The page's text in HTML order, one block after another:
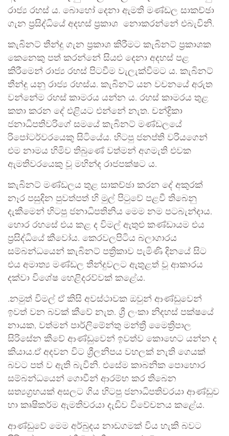
රාජ්‍ය රහස් ය. බොහෝ දෙනා ඇමති මණ්ඩල සාකච්ඡා
ගැන ප්‍රසිද්ධියේ අදහස් ප්‍රකාශ නොකරන්නේ එබැවිනි.
කැබිනට් තීන්දු ගැන ප්‍රකාශ කිරීමට කැබිනට් ප්‍රකාශක
කෙනෙකු පත් කරන්නේ සියළු දෙනා අදහස් පළ
කිරීමෙන් රාජ්‍ය රහස් පිටවීම වැලැක්වීමට ය. කැබිනට්
තීන්දු යනු රාජ්‍ය රහස්ය. කැබිනට් යන වචනයේ අරුත
වන්නේම රහස් කාමරය යන්න ය. රහස් කාමරය තුළ
කතා කරන දේ එළියට එන්නේ නැත. චන්ද්‍රිකා
ජනාධිපතිවරිගේ සමයේ කැබිනට් මණ්ඩලයේ
රිපෝටර්වරයෙකු සිටියේය. හිටපු ජනප්ති වරියගෙන්
එම නාමය හිමිව තිබුණේ වත්මන් අගමැති එවක
ඇමතිවරයෙකු වූ මහින්ද රාජපක්ෂට ය.
කැබිනට් මණ්ඩලය තුළ සාකච්ඡා කරන දේ අකුරක්
නෑර පසුදින පුවත්පත් හි මුල් පිටුවේ පළවී තිබෙනු
දැකීමෙන් හිටපු ජනාධිපතිනිය මෙම නම පටබැන්දාය.
හොර රහසේ එය කළ ද විමල් ඇතුළු කණ්ඩායම එය
ප්‍රසිද්ධියේ කීවෝය. කෙරවලපිටිය බලාගාරය
සම්බන්ධයෙන් කැබිනට් පත්‍රිකාව පැමිණි දිනයේ සිට
එය අමාත්‍ය මණ්ඩල තීන්දුවලට ඇතුළත් වූ ආකාරය
දක්වා විශේෂ හෙළිදරව්වක් කළේය.
.නමුත් විමල් ඒ කිසි අවස්ථාවක ඔවුන් ආණ්ඩුවෙන්
ඉවත් වන බවක් කීවේ නැත. ශ්‍රී ලංකා නිදහස් පක්ෂයේ
නායක, වත්මන් පාර්ලිමේන්තු මන්ත්‍රී මෛත්‍රිපාල
සිරිසේන කීවේ ආණ්ඩුවෙන් ඉවත්ව කොහෙට යන්න ද
කියාය.ඒ අදවන විට ශ්‍රීලනිපය වහලක් නැති ගෙයක්
බවට පත් ව ඇති බැවිනි. එසේම කාබනික පොහොර
සම්බන්ධයෙන් ගොවීන් ආරම්භ කර තිබෙන
සත්‍යග්‍රහයක් අසලට ගිය හිටපු ජනාධිපතිවරයා ආණ්ඩුව
හා කෘෂිකර්ම ඇමතිවරයා දැඩිව විවේචනය කළේය.
ආණ්ඩුවේ මෙම අර්බුදය නාඩගමක් විය හැකි බවට